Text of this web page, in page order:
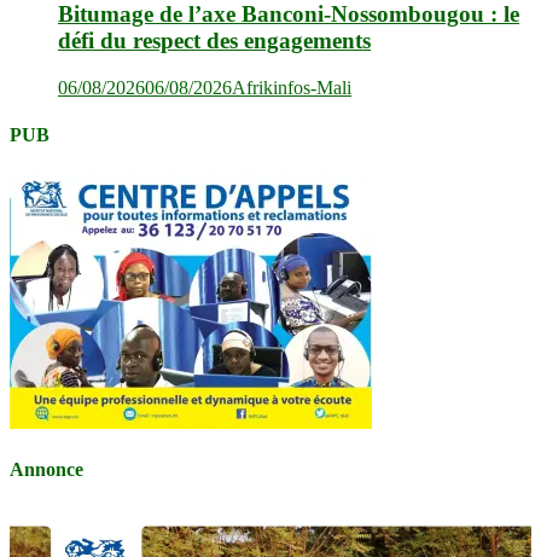
Bitumage de l’axe Banconi-Nossombougou : le
défi du respect des engagements
06/08/202606/08/2026Afrikinfos-Mali
PUB
Annonce